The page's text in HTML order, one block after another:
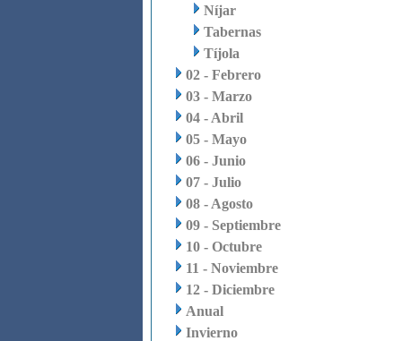
Níjar
Tabernas
Tíjola
02 - Febrero
03 - Marzo
04 - Abril
05 - Mayo
06 - Junio
07 - Julio
08 - Agosto
09 - Septiembre
10 - Octubre
11 - Noviembre
12 - Diciembre
Anual
Invierno